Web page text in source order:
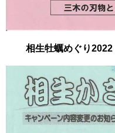
相生牡蠣めぐり2022